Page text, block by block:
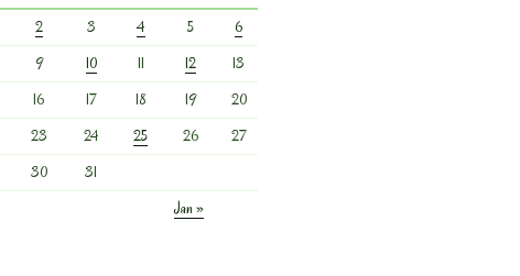
2 3 4 5
6
9 10 11 12
13
16 17 18 19
20
23 24 25 26
27
30
31
Jan »